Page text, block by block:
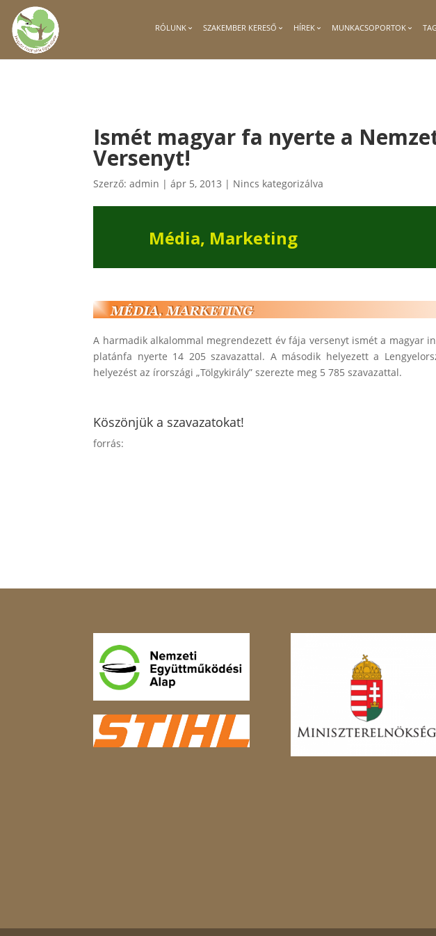
RÓLUNK SZAKEMBER KERESŐ HÍREK MUNKACSOPORTOK
Ismét magyar fa nyerte a
Versenyt!
Szerző:admin |ápr 5, 2013 | Nincs kategorizálva
Média, Marketing
A harmadik alkalommal megrendezett év fája versenyt ismét a magyar
platánfa nyerte 14 205 szavazattal. A második helyezett a
helyezést az írországi „Tölgykirály” szerezte meg 5 785 szavazattal.
Köszönjük a szavazatokat!
forrás: